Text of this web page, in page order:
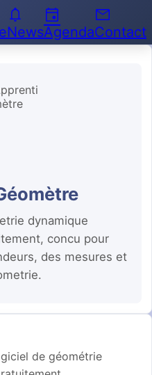
notifications
News
event
Agenda
email
Contact
dynamique
concu pour
des mesures et
de géométrie